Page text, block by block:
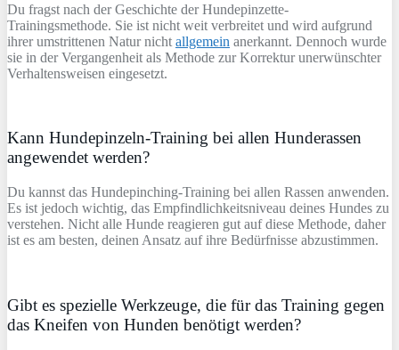
Du fragst nach der Geschichte der Hundepinzette-
Trainingsmethode. Sie ist nicht weit verbreitet und wird aufgrund
ihrer umstrittenen Natur nicht allgemein anerkannt. Dennoch wurde
sie in der Vergangenheit als Methode zur Korrektur unerwünschter
Verhaltensweisen eingesetzt.
Kann Hundepinzeln-Training bei allen Hunderassen
angewendet werden?
Du kannst das Hundepinching-Training bei allen Rassen anwenden.
Es ist jedoch wichtig, das Empfindlichkeitsniveau deines Hundes zu
verstehen. Nicht alle Hunde reagieren gut auf diese Methode, daher
ist es am besten, deinen Ansatz auf ihre Bedürfnisse abzustimmen.
Gibt es spezielle Werkzeuge, die für das Training gegen
das Kneifen von Hunden benötigt werden?